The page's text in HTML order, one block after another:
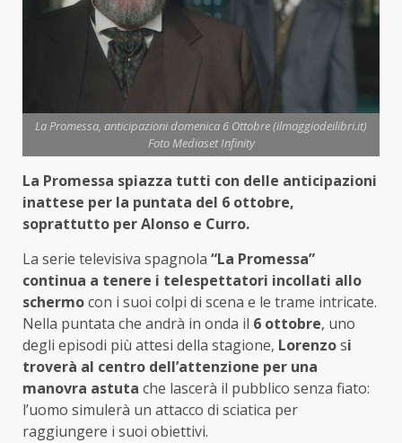
La Promessa, anticipazioni domenica 6 Ottobre (ilmaggiodeilibri.it)
Foto Mediaset Infinity
La Promessa spiazza tutti con delle anticipazioni
inattese per la puntata del 6 ottobre,
soprattutto per Alonso e Curro.
La serie televisiva spagnola “La Promessa”
continua a tenere i telespettatori incollati allo
schermocon i suoi colpi di scena e le trame intricate.
Nella puntata che andrà in onda il 6 ottobre, uno
degli episodi più attesi della stagione, Lorenzosi
troverà al centro dell’attenzione per una
manovra astuta che lascerà il pubblico senza fiato:
l’uomo simulerà un attacco di sciatica per
raggiungere i suoi obiettivi.